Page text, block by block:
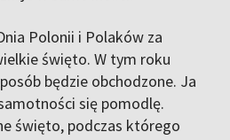
Polonii i Polaków za
święto. W tym roku
będzie obchodzone. Ja
się pomodlę.
święto, podczas którego